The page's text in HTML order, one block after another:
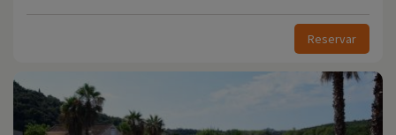
Reservar